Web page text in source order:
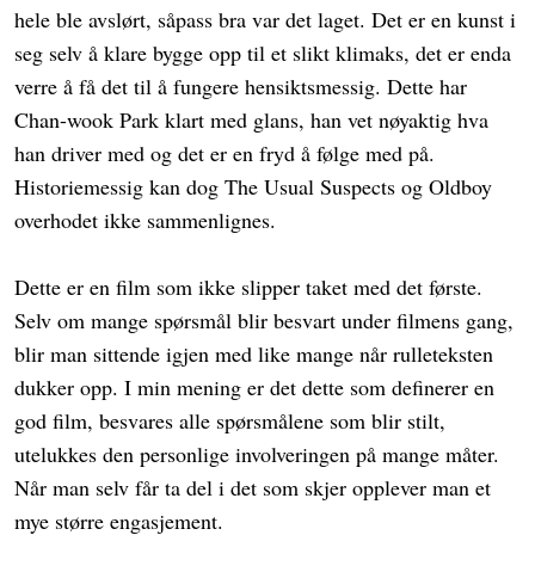
hele ble avslørt, såpass bra var det laget. Det er en kunst i
seg selv å klare bygge opp til et slikt klimaks, det er enda
verre å få det til å fungere hensiktsmessig. Dette har
Chan-wook Park klart med glans, han vet nøyaktig hva
han driver med og det er en fryd å følge med på.
Historiemessig kan dog The Usual Suspects og Oldboy
overhodet ikke sammenlignes.
Dette er en film som ikke slipper taket med det første.
Selv om mange spørsmål blir besvart under filmens gang,
blir man sittende igjen med like mange når rulleteksten
dukker opp. I min mening er det dette som definerer en
god film, besvares alle spørsmålene som blir stilt,
utelukkes den personlige involveringen på mange måter.
Når man selv får ta del i det som skjer opplever man et
mye større engasjement.